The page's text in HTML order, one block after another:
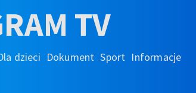
TV
dzieci Dokument Sport Informacje